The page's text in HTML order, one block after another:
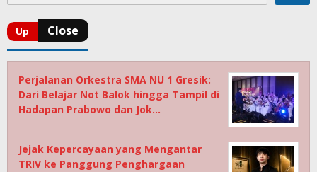
Perjalanan Orkestra SMA NU 1 Gresik:
Dari Belajar Not Balok hingga Tampil di
Hadapan Prabowo dan Jok…
Jejak Kepercayaan yang Mengantar
TRIV ke Panggung Penghargaan